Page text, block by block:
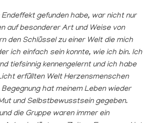
Endeffekt gefunden habe, war nicht nur
auf besonderer Art und Weise von
den Schlüssel zu einer Welt die mich
ich einfach sein konnte, wie ich bin. Ich
tiefsinnig kennengelernt und ich habe
erfüllten Welt Herzensmenschen
hat meinem Leben wieder
und Selbstbewusstsein gegeben.
die Gruppe waren immer ein